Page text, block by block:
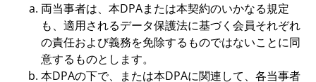
両当事者は、本DPAまたは本契約のいかなる規定
も、適用されるデータ保護法に基づく会員それぞれ
の責任および義務を免除するものではないことに同
意するものとします。
本DPAの下で、または本DPAに関連して、各当事者